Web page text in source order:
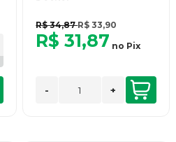
R$ 34,87R$ 33,90
R$ 31,87 no Pix
- +